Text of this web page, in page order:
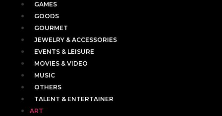
GAMES
GOODS
GOURMET
JEWELRY & ACCESSORIES
EVENTS & LEISURE
MOVIES & VIDEO
MUSIC
OTHERS
TALENT & ENTERTAINER
ART